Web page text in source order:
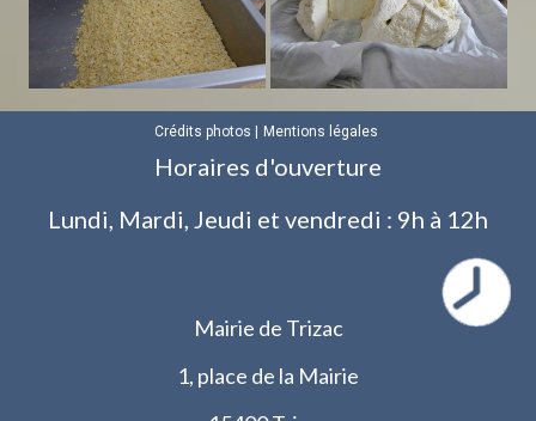
Crédits photos Mentions légales
Horaires d'ouverture
Lundi, Mardi, Jeudi et vendredi : 9h à 12h
Mairie de Trizac
1, place de la Mairie